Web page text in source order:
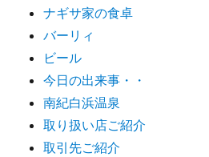
ナギサ家の食卓
バーリィ
ビール
今日の出来事・・
南紀白浜温泉
取り扱い店ご紹介
取引先ご紹介